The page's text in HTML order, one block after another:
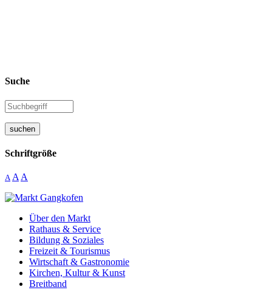
Suche
suchen
Schriftgröße
A A A
Über den Markt
Rathaus & Service
Bildung & Soziales
Freizeit & Tourismus
Wirtschaft & Gastronomie
Kirchen, Kultur & Kunst
Breitband